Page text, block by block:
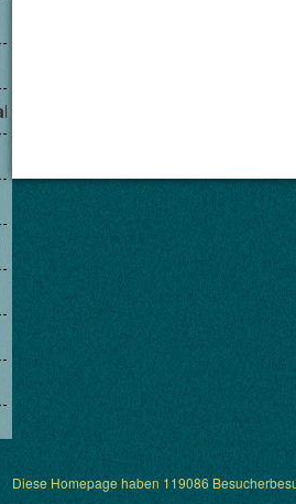
Diese Homepage haben 119086